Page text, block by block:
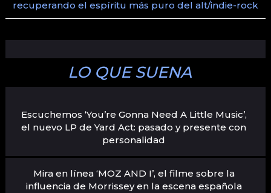
recuperando el espíritu más puro del alt/indie-rock
LO QUE SUENA
Escuchemos ‘You’re Gonna Need A Little Music’,
el nuevo LP de Yard Act: pasado y presente con
personalidad
Mira en línea ‘MOZ AND I’, el filme sobre la
influencia de Morrissey en la escena española